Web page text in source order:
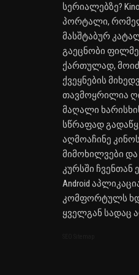
სერიალებზე?
პორტალი,
მასშტაბურ
გაეცნობი
ქართულად,
ქვეყნების
თავმოყრილია
მაღალი
სწრაფად
აღმოაჩინე
მიმოხილვები და
კურსში ჩვენთან
Android
კომფორტულს
ყველგან სადაც